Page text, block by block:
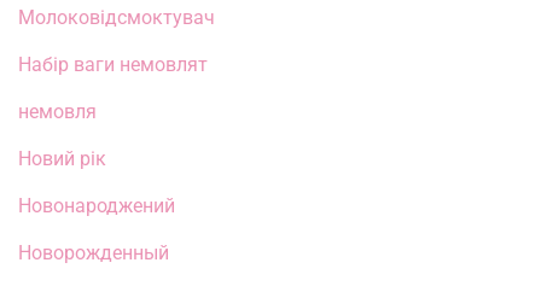
Молоковідсмоктувач
Набір ваги немовлят
немовля
Новий рік
Новонароджений
Новорожденный